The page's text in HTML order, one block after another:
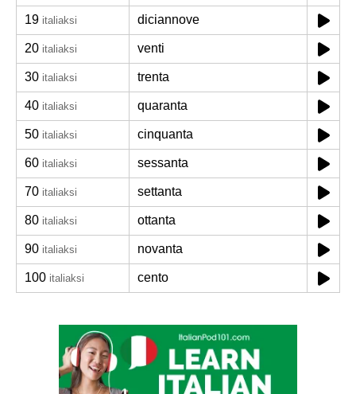
19 italiaksi diciannove
20 italiaksi venti
30 italiaksi trenta
40 italiaksi quaranta
50 italiaksi cinquanta
60 italiaksi sessanta
70 italiaksi settanta
80 italiaksi ottanta
90 italiaksi novanta
100 italiaksi cento